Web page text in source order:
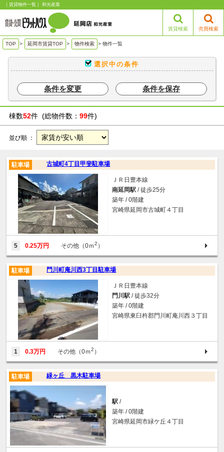
｜賃貸物件一覧｜ 和光産業
賃貸検索 売買検索
TOP > 延岡市賃貸TOP > 物件検索 > 物件一覧
選択中の条件
条件を変更 条件を保存
棟数52件 (総物件数： 99件)
並び順 ：
古城町4丁目甲斐駐車場
駐車場
ＪＲ日豊本線
南延岡駅 / 徒歩25分
築年 / 0階建
宮崎県延岡市古城町４丁目
5 0.25万円 その他（0ｍ2 ）
門川町庵川西3丁目駐車場
駐車場
ＪＲ日豊本線
門川駅 / 徒歩32分
築年 / 0階建
宮崎県東臼杵郡門川町庵川西３丁目
1 0.3万円 その他（0ｍ2 ）
緑ヶ丘 黒木駐車場
駐車場
駅 /
築年 / 0階建
宮崎県延岡市緑ケ丘４丁目